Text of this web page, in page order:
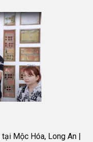
Mộc Hóa, Long An |